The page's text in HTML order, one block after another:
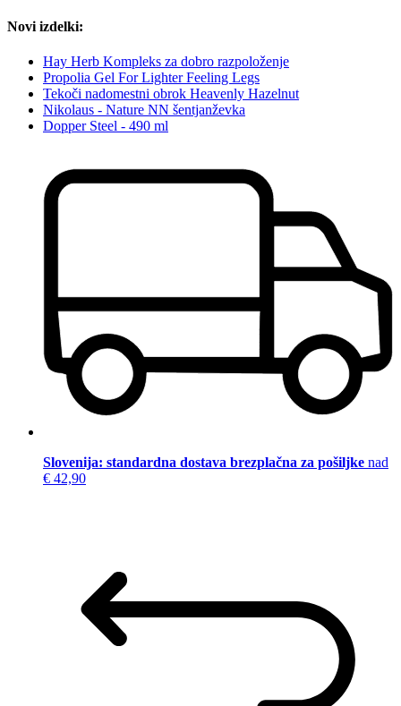
Novi izdelki:
Hay Herb Kompleks za dobro razpoloženje
Propolia Gel For Lighter Feeling Legs
Tekoči nadomestni obrok Heavenly Hazelnut
Nikolaus - Nature NN šentjanževka
Dopper Steel - 490 ml
Slovenija: standardna dostava brezplačna za pošiljke nad
€ 42,90